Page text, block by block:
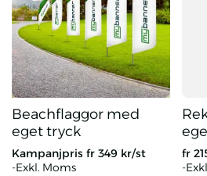
Beachflaggor med
eget tryck
Kampanjpris fr 349 kr/st
-Exkl. Moms
fr
-